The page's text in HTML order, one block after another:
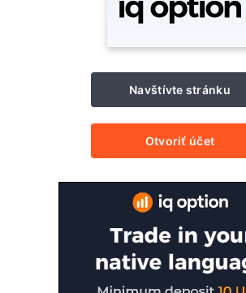
Navštívte stránku
Otvoriť účet